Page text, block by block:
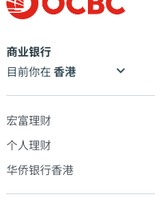
商业银行
目前你在
宏富理财
个人理财
华侨银行香港